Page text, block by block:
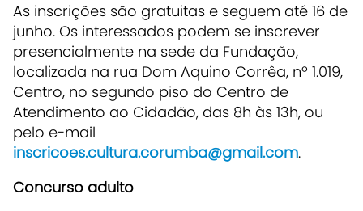
As inscrições são gratuitas e seguem até 16 de
junho. Os interessados podem se inscrever
presencialmente na sede da Fundação,
localizada na rua Dom Aquino Corrêa, nº 1.019,
Centro, no segundo piso do Centro de
Atendimento ao Cidadão, das 8h às 13h, ou
pelo e-mail
inscricoes.cultura.corumba@gmail.com.
Concurso adulto